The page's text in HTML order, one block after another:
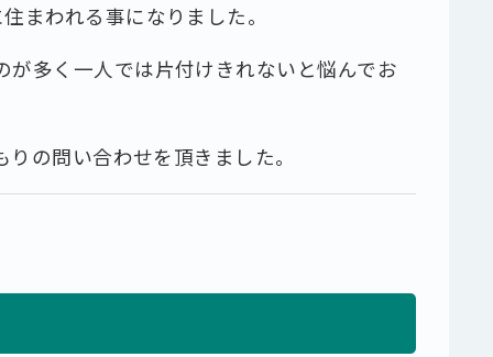
まわれる事になりました。
多く⼀⼈では⽚付けきれないと悩んでお
の問い合わせを頂きました。